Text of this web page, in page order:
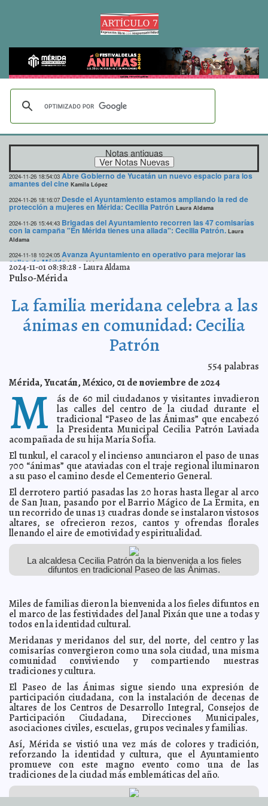
Notas antiguas
2024-11-26 18:54:03 Abre Gobierno de Yucatán un nuevo espacio para los
amantes del cine Kamila López
2024-11-26 18:16:07 Desde el Ayuntamiento estamos ampliando la red de
protección a mujeres en Mérida: Cecilia Patrón Laura Aldama
2024-11-26 15:44:43 Brigadas del Ayuntamiento recorren las 47 comisarías
con la campaña "En Mérida tienes una aliada": Cecilia Patrón. Laura
Aldama
2024-11-18 10:24:05 Avanza Ayuntamiento en operativo para mejorar las
calles de Mérida Laura Aldama
2024-11-15 17:19:06 Llevará Cecilia Patrón la Noche Blanca al sur de Mérida
2024-11-15 17:16:30 El Ayuntamiento de Mérida mantendrá guardias y
horarios especiales el lunes 18 de noviembreJorge Armando León Borges
2024-11-14 22:31:14 El Ayuntamiento de Mérida nombra Huésped
Distinguido al Dr. Máximo Carvajal Contreras Claudia Sofía Gómez Infante
Ayuntamiento de Mérida y el Instituto Electoral y de
2024-11-14 22:26:39 Instala Cecilia Patrón nuevo Mega Punto Verde en
Ciudad Caucel.Kamila López
2024-11-14 22:23:11 La innovación y la sostenibilidad como motores de
cambio para Yucatán Laura Aldama
2024-11-14 22:07:00 Impacto de la salud emocional y la diabetes Laura Aldama
2024-11-14 22:04:33 El IMEF Yucatán impulsa una visión económica
responsable para México A7
2024-11-11 21:28:27 Va Cecilia Patrón por una Mérida más verde.Claudia Sofía
Gómez Infante
2024-11-10 20:57:16 Da inicio Cecilia Patrón a jornadas nocturnas de
bacheo Laura Aldama
2024-11-09 18:07:15 La atención a cada comisaría es prioridad para el
Ayuntamiento: Cecilia Patrón Laura Aldama
2024-11-09 18:03:30 Unidos Gobierno del Estado e Iniciativa Privada por un
Yucatán más verde y sostenibleClaudia Sofía Gómez Infante
2024-11-09 17:59:36 La UADY y la Universidad Marista firman convenio de
colaboración Javier W. López Madera
2024-11-09 17:48:09 Representantes del Congreso del Estado de Yucatán
presentes en la ceremonia del 150 aniversario del natalicio de Felipe
Carrillo Puerto en Motul Carmen Alicia Briceño Sánchez
2024-11-09 17:43:46 La representante de Umán, Galilea Paredes Ortiz,
primera embajadora de la Feria Internacional de Yucatán Xmatkuil
Carmen Alicia Briceño Sánchez
2024-11-09 17:40:02 La Plaza CANACO en Xmatkuil ya está abierta al público
con una oferta única en la edición número 50 de la Feria
2024-11-07 19:11:49 Concejal Presidente Jorge Enrique May López ignora
resolución de la Sala Regional de Xalapa del TEPJF y se aferra al cargo
en Izamal A7
2024-11-07 15:49:38 Efectos del huracán "Rafael" se prolongarán en la
Península de Yucatán A7
2024-11-07 15:42:00 Con las y los jóvenes, Mérida es mejor: Cecilia Patrón.
Kamila López
2024-11-07 15:28:20 Anuncia Gobierno de Yucatán ampliación del
Aeropuerto Internacional de Mérida Laura Aldama
2024-11-07 15:24:14 Disminuye el turismo arqueológico en Yucatán:
impacta cierre de zonas arqueológicas
2024-11-01 08:38:28 -Laura Aldama
Pulso-Mérida
La familia meridana celebra a las
ánimas en comunidad: Cecilia
Patrón
554palabras
Mérida, Yucatán, México, 01 de noviembre de 2024
M ás de 60 mil ciudadanos y visitantes invadieron
las calles del centro de la ciudad durante el
tradicional “Paseo de las Ánimas” que encabezó
la Presidenta Municipal Cecilia Patrón Laviada
acompañada de su hija María Sofía.
El tunkul, el caracol y el incienso anunciaron el paso de unas
700 “ánimas” que ataviadas con el traje regional iluminaron
a su paso el camino desde el Cementerio General.
El derrotero partió pasadas las 20 horas hasta llegar al arco
de San Juan, pasando por el Barrio Mágico de La Ermita, en
un recorrido de unas 13 cuadras donde se instalaron vistosos
altares, se ofrecieron rezos, cantos y ofrendas florales
llenando el aire de emotividad y espiritualidad.
La alcaldesa Cecilia Patrón da la bienvenida a los fieles
difuntos en tradicional Paseo de las Ánimas.
Miles de familias dieron la bienvenida a los fieles difuntos en
el marco de las festividades del Janal Pixán que une a todas y
todos en la identidad cultural.
Meridanas y meridanos del sur, del norte, del centro y las
comisarías convergieron como una sola ciudad, una misma
comunidad conviviendo y compartiendo nuestras
tradiciones y cultura.
El Paseo de las Ánimas sigue siendo una expresión de
participación ciudadana, con la instalación de decenas de
altares de los Centros de Desarrollo Integral, Consejos de
Participación Ciudadana, Direcciones Municipales,
asociaciones civiles, escuelas, grupos vecinales y familias.
Así, Mérida se vistió una vez más de colores y tradición,
reforzando la identidad y cultura, que el Ayuntamiento
promueve con este magno evento como una de las
tradiciones de la ciudad más emblemáticas del año.